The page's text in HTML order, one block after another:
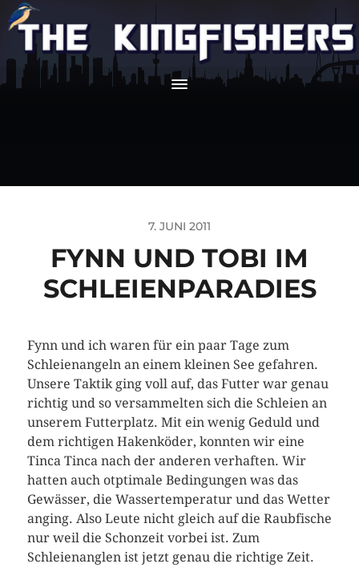
7. JUNI 2011
FYNN UND TOBI IM
SCHLEIENPARADIES
Fynn und ich waren für ein paar Tage zum
Schleienangeln an einem kleinen See gefahren.
Unsere Taktik ging voll auf, das Futter war genau
richtig und so versammelten sich die Schleien an
unserem Futterplatz. Mit ein wenig Geduld und
dem richtigen Hakenköder, konnten wir eine
Tinca Tinca nach der anderen verhaften. Wir
hatten auch otptimale Bedingungen was das
Gewässer, die Wassertemperatur und das Wetter
anging. Also Leute nicht gleich auf die Raubfische
nur weil die Schonzeit vorbei ist. Zum
Schleienanglen ist jetzt genau die richtige Zeit.